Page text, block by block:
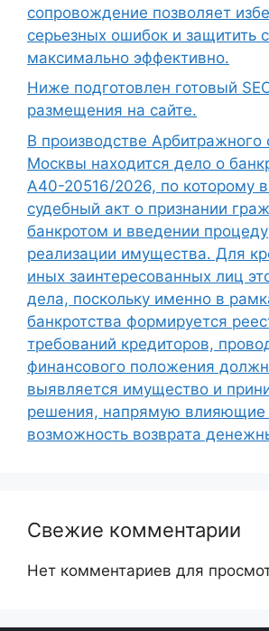
сопровождение позволяет
серьезных ошибок и защитить
максимально эффективно.
Ниже подготовлен готовый
размещения на сайте.
В производстве Арбитражного
Москвы находится дело о
А40-20516/2026, по которому
судебный акт о признании
банкротом и введении
реализации имущества. Для
иных заинтересованных лиц
дела, поскольку именно в
банкротства формируется
требований кредиторов,
финансового положения
выявляется имущество и
решения, напрямую влияющие
возможность возврата
Свежие комментарии
Нет комментариев для